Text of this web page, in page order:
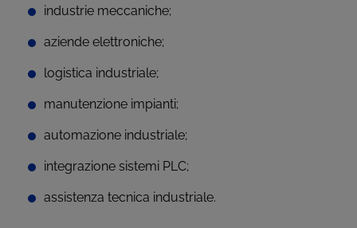
industrie meccaniche;
aziende elettroniche;
logistica industriale;
manutenzione impianti;
automazione industriale;
integrazione sistemi PLC;
assistenza tecnica industriale.